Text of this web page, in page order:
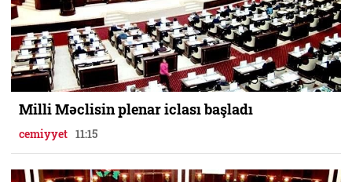
Milli Məclisin plenar iclası başladı
cemiyyet 11:15